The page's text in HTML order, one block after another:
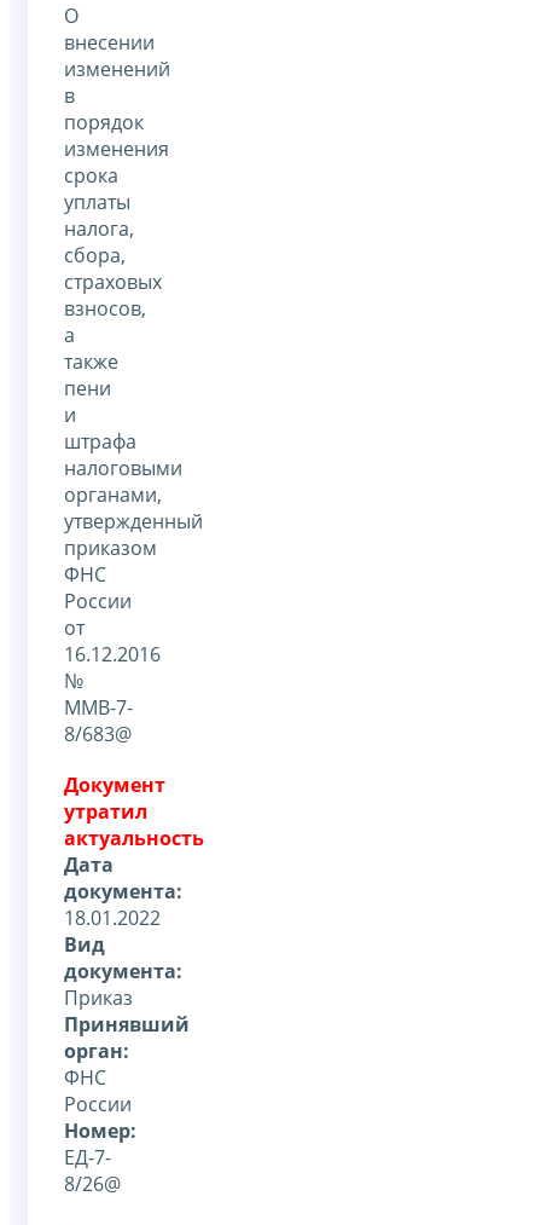
О
внесении
изменений
в
порядок
изменения
срока
уплаты
налога,
сбора,
страховых
взносов,
а
также
пени
и
штрафа
налоговыми
органами,
утвержденный
приказом
ФНС
России
от
16.12.2016
№
ММВ-7-
8/683@
Документ
утратил
актуальность
Дата
документа:
18.01.2022
Вид
документа:
Приказ
Принявший
орган:
ФНС
России
Номер:
ЕД-7-
8/26@